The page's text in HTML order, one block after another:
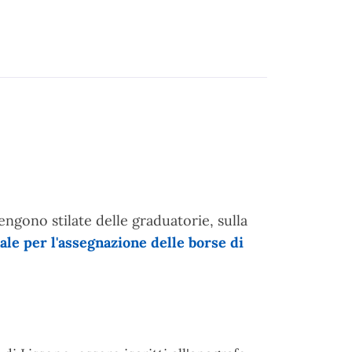
stilate delle graduatorie, sulla
per l'assegnazione delle borse di